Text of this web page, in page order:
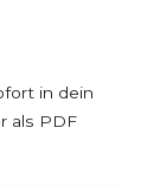
in dein
als PDF